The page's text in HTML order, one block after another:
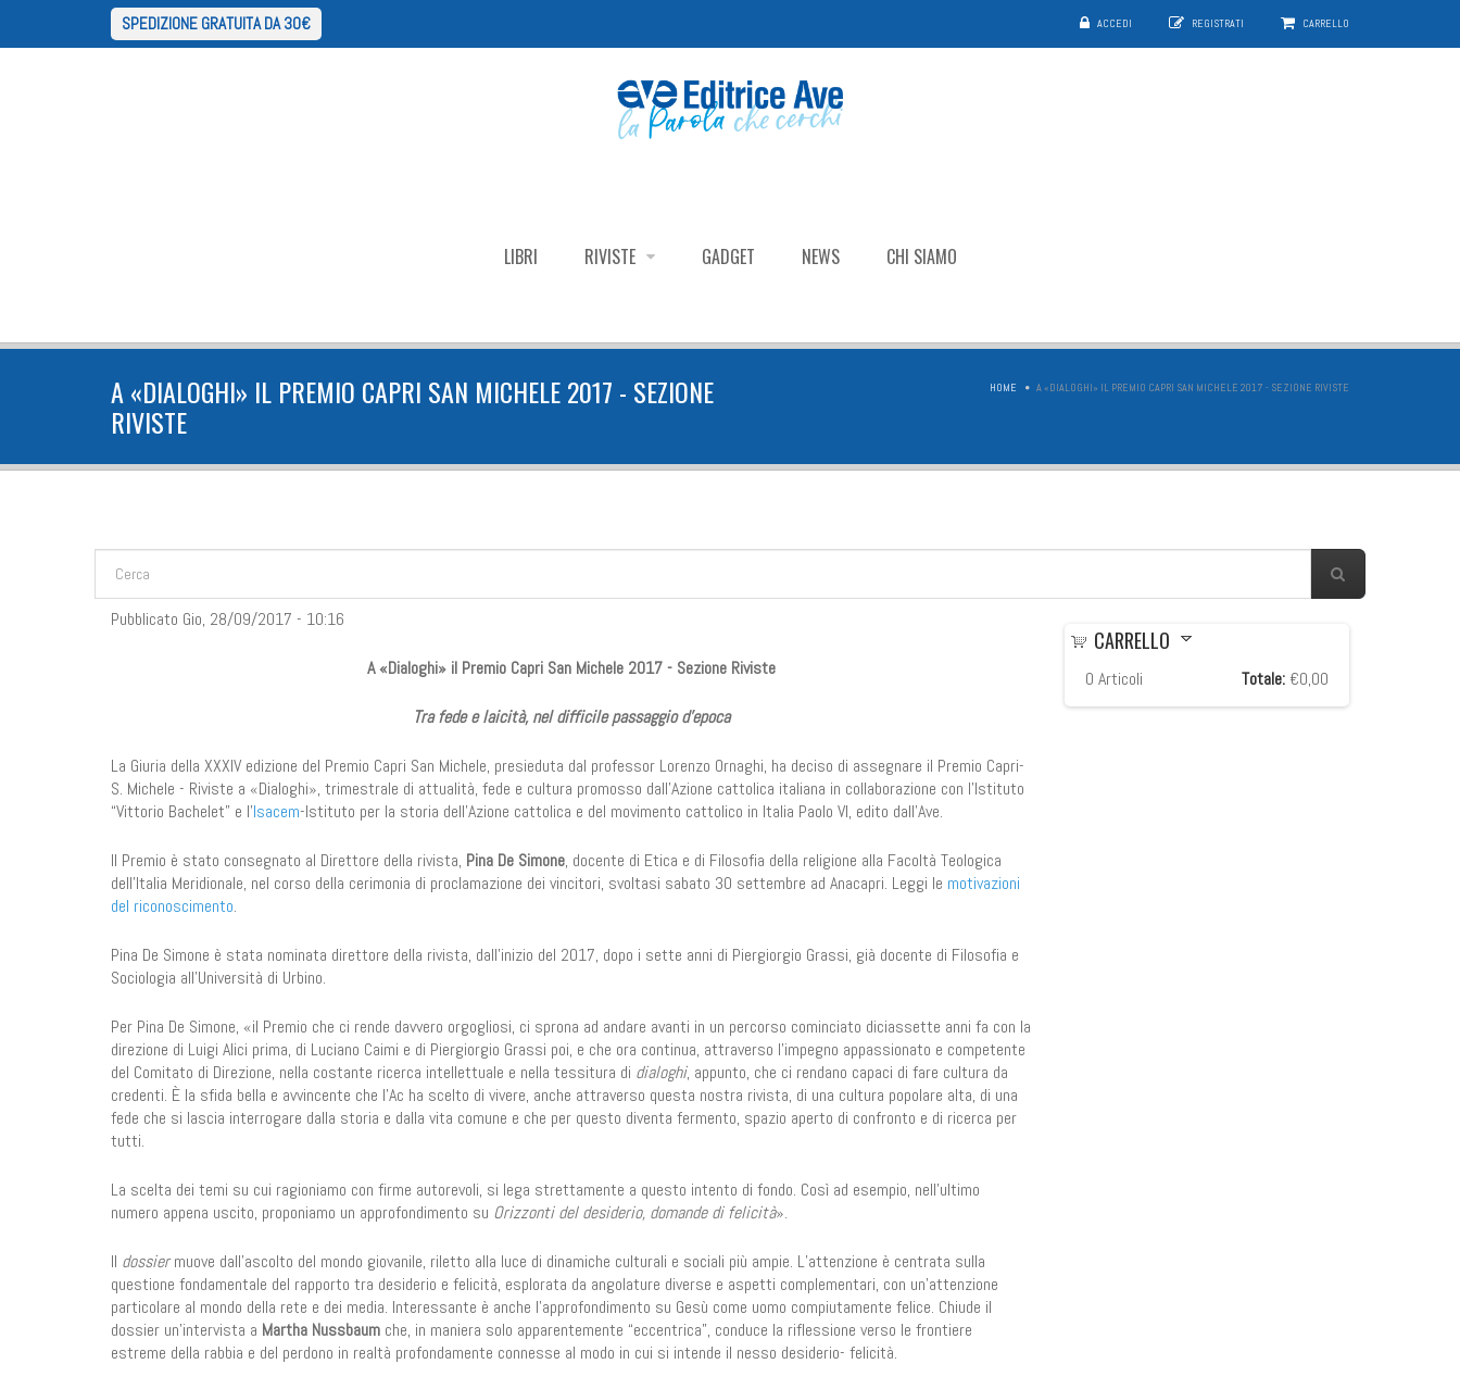
SPEDIZIONE GRATUITA DA 30€ ACCEDI REGISTRATI CARRELLO
LIBRI RIVISTE GADGET NEWS CHI SIAMO
A «DIALOGHI» IL PREMIO CAPRI SAN MICHELE 2017 - SEZIONE
RIVISTE
HOME A «DIALOGHI» IL PREMIO CAPRI SAN MICHELE 2017 - SEZIONE RIVISTE
FORM DI RICERCA
Pubblicato Gio, 28/09/2017 - 10:16
A «Dialoghi» il Premio Capri San Michele 2017 - Sezione Riviste
Tra fede e laicità, nel difficile passaggio d’epoca
La Giuria della XXXIV edizione del Premio Capri San Michele, presieduta dal professor Lorenzo Ornaghi, ha deciso di assegnare il Premio Capri-
S. Michele - Riviste a «Dialoghi», trimestrale di attualità, fede e cultura promosso dall’Azione cattolica italiana in collaborazione con l’Istituto
“Vittorio Bachelet” e l’Isacem-Istituto per la storia dell'Azione cattolica e del movimento cattolico in Italia Paolo VI, edito dall’Ave.
Il Premio è stato consegnato al Direttore della rivista, Pina De Simone, docente di Etica e di Filosofia della religione alla Facoltà Teologica
dell’Italia Meridionale, nel corso della cerimonia di proclamazione dei vincitori, svoltasi sabato 30 settembre ad Anacapri. Leggi le motivazioni
del riconoscimento.
Pina De Simone è stata nominata direttore della rivista, dall’inizio del 2017, dopo i sette anni di Piergiorgio Grassi, già docente di Filosofia e
Sociologia all’Università di Urbino.
Per Pina De Simone, «il Premio che ci rende davvero orgogliosi, ci sprona ad andare avanti in un percorso cominciato diciassette anni fa con la
direzione di Luigi Alici prima, di Luciano Caimi e di Piergiorgio Grassi poi, e che ora continua, attraverso l'impegno appassionato e competente
del Comitato di Direzione, nella costante ricerca intellettuale e nella tessitura di dialoghi, appunto, che ci rendano capaci di fare cultura da
credenti. È la sfida bella e avvincente che l'Ac ha scelto di vivere, anche attraverso questa nostra rivista, di una cultura popolare alta, di una
fede che si lascia interrogare dalla storia e dalla vita comune e che per questo diventa fermento, spazio aperto di confronto e di ricerca per
tutti.
La scelta dei temi su cui ragioniamo con firme autorevoli, si lega strettamente a questo intento di fondo. Così ad esempio, nell'ultimo
numero appena uscito, proponiamo un approfondimento su Orizzonti del desiderio, domande di felicità».
Il dossiermuove dall’ascolto del mondo giovanile, riletto alla luce di dinamiche culturali e sociali più ampie. L’attenzione è centrata sulla
questione fondamentale del rapporto tra desiderio e felicità, esplorata da angolature diverse e aspetti complementari, con un'attenzione
particolare al mondo della rete e dei media. Interessante è anche l’approfondimento su Gesù come uomo compiutamente felice. Chiude il
dossier un’intervista a Martha Nussbaum che, in maniera solo apparentemente “eccentrica”, conduce la riflessione verso le frontiere
estreme della rabbia e del perdono in realtà profondamente connesse al modo in cui si intende il nesso desiderio- felicità.
CARRELLO
0 Articoli Totale: €0,00